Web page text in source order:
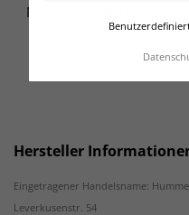
Main material: Polyester
Hersteller
Eingetragener Handelsname:
Leverkusenstr. 54